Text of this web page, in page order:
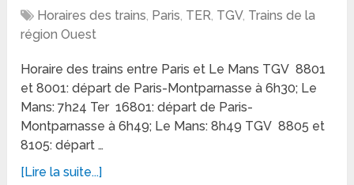
Horaires des trains, Paris, TER, TGV, Trains de la
région Ouest
Horaire des trains entre Paris et Le Mans TGV 8801
et 8001: départ de Paris-Montparnasse à 6h30; Le
Mans: 7h24 Ter 16801: départ de Paris-
Montparnasse à 6h49; Le Mans: 8h49 TGV 8805 et
8105: départ …
[Lire la suite...]